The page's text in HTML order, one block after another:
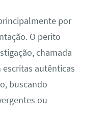
por
O perito
chamada
autênticas
buscando
ou